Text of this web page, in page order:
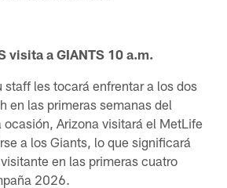
visita a GIANTS 10 a.m.
staff les tocará enfrentar a los dos
en las primeras semanas del
Arizona visitará el MetLife
a los Giants, lo que significará
en las primeras cuatro
2026.